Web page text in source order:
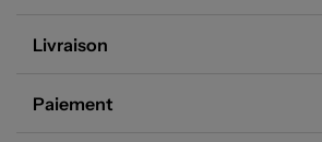
Livraison
Paiement